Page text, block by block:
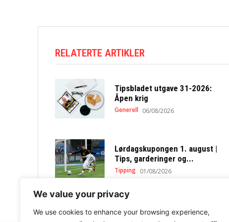
We value your privacy
We use cookies to enhance your browsing experience,
RELATERTE ARTIKLER
Tipsbladet utgave 31-2026:
Åpen krig
Generell 06/08/2026
Lørdagskupongen 1. august |
Tips, garderinger og...
Tipping 01/08/2026